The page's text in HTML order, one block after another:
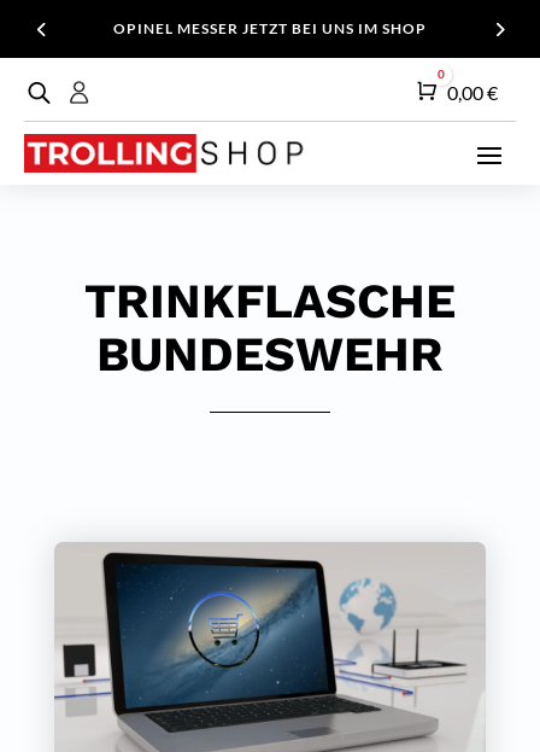
OPINEL MESSER JETZT BEI UNS IM SHOP
Warenkorb
0
0,00€
TRINKFLASCHE
BUNDESWEHR